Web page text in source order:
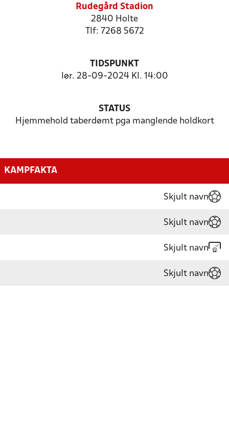
Rudegård Stadion
2840 Holte
Tlf: 7268 5672
TIDSPUNKT
lør. 28-09-2024 Kl. 14:00
STATUS
Hjemmehold taberdømt pga manglende holdkort
KAMPFAKTA
Skjult navn
Skjult navn
Skjult navn
Skjult navn